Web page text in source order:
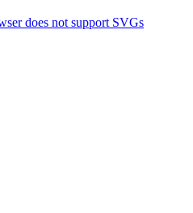
does not support SVGs